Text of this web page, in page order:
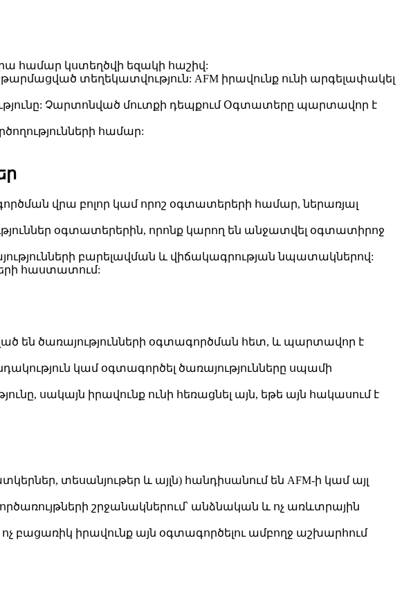
համար կստեղծվի եզակի հաշիվ:
տեղեկատվություն: AFM իրավունք ունի արգելափակել
Չարտոնված մուտքի դեպքում Օգտատերը պարտավոր է
համար:
վրա բոլոր կամ որոշ օգտատերերի համար, ներառյալ
օգտատերերին, որոնք կարող են անջատվել օգտատիրոջ
բարելավման և վիճակագրության նպատակներով:
հաստատում:
են ծառայությունների օգտագործման հետ, և պարտավոր է
կամ օգտագործել ծառայությունները սպամի
սակայն իրավունք ունի հեռացնել այն, եթե այն հակասում է
տեսանյութեր և այլն) հանդիսանում են AFM-ի կամ այլ
շրջանակներում՝ անձնական և ոչ առևտրային
բացառիկ իրավունք այն օգտագործելու ամբողջ աշխարհում